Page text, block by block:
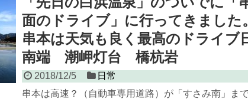
面のドライブ」に行ってきました
串本は天気も良く最高のドライブ
南端 潮岬灯台 橋杭岩
2018/12/5
日常
串本は高速？（自動車専用道路）が「すさみ南」ま